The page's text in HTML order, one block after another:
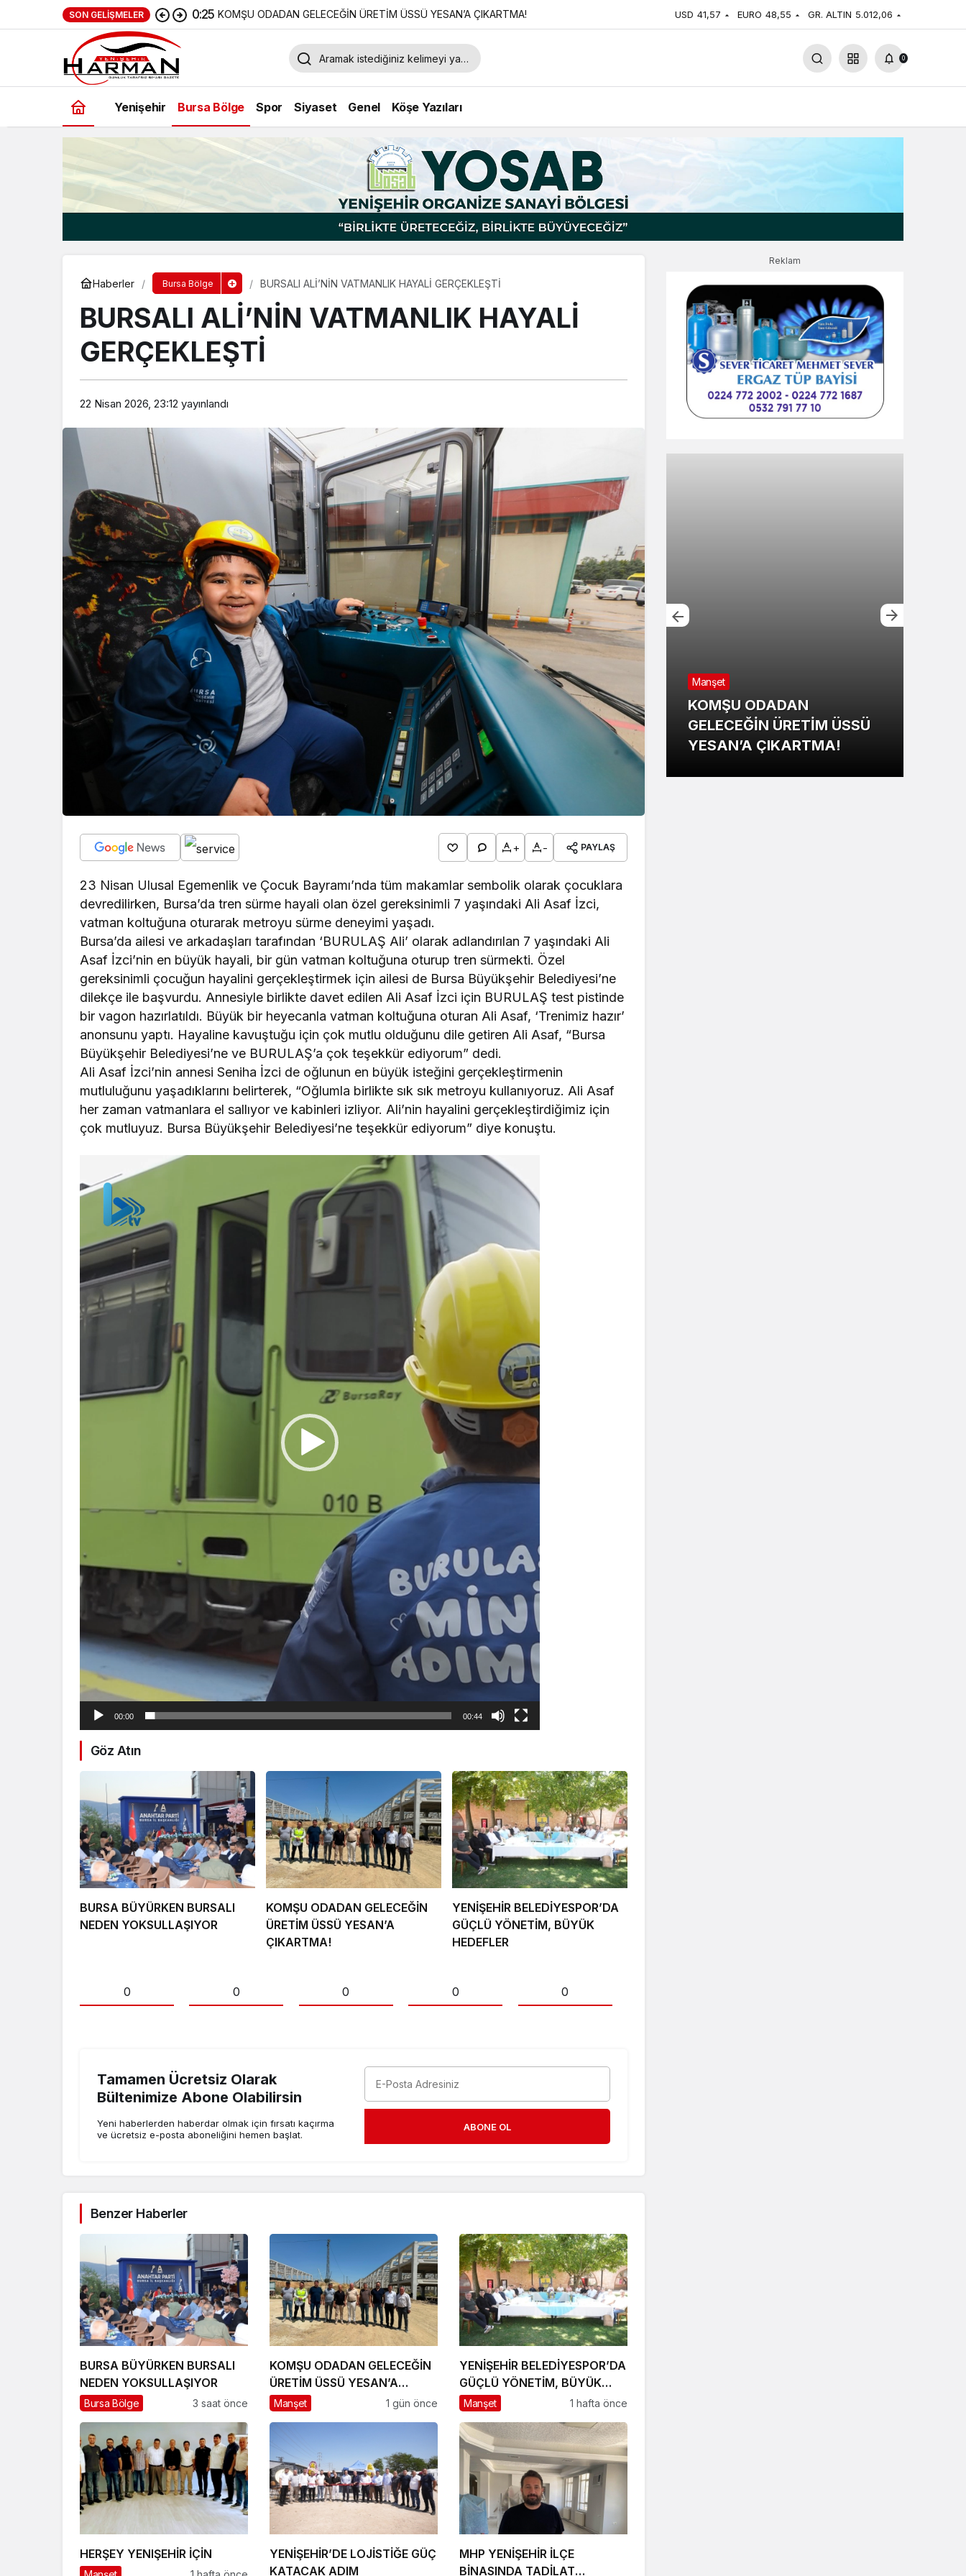
SON GELIŞMELER 0:25 KOMŞU ODADAN GELECEĞİN ÜRETİM ÜSSÜ YESAN’A ÇIKARTMA! USD 41,57 EURO 48,55 GR. ALTIN 5.012,06
0
Yenişehir Bursa Bölge Spor Siyaset Genel Köşe Yazıları
Haberler Bursa Bölge BURSALI ALİ’NİN VATMANLIK HAYALİ GERÇEKLEŞTİ
BURSALI ALİ’NİN VATMANLIK HAYALİ
GERÇEKLEŞTİ
22 Nisan 2026, 23:12 yayınlandı
+ - PAYLAŞ
23 Nisan Ulusal Egemenlik ve Çocuk Bayramı’nda tüm makamlar sembolik olarak çocuklara
devredilirken, Bursa’da tren sürme hayali olan özel gereksinimli 7 yaşındaki Ali Asaf İzci,
vatman koltuğuna oturarak metroyu sürme deneyimi yaşadı.
Bursa’da ailesi ve arkadaşları tarafından ‘BURULAŞ Ali’ olarak adlandırılan 7 yaşındaki Ali
Asaf İzci’nin en büyük hayali, bir gün vatman koltuğuna oturup tren sürmekti. Özel
gereksinimli çocuğun hayalini gerçekleştirmek için ailesi de Bursa Büyükşehir Belediyesi’ne
dilekçe ile başvurdu. Annesiyle birlikte davet edilen Ali Asaf İzci için BURULAŞ test pistinde
bir vagon hazırlatıldı. Büyük bir heyecanla vatman koltuğuna oturan Ali Asaf, ‘Trenimiz hazır’
anonsunu yaptı. Hayaline kavuştuğu için çok mutlu olduğunu dile getiren Ali Asaf, “Bursa
Büyükşehir Belediyesi’ne ve BURULAŞ’a çok teşekkür ediyorum” dedi.
Ali Asaf İzci’nin annesi Seniha İzci de oğlunun en büyük isteğini gerçekleştirmenin
mutluluğunu yaşadıklarını belirterek, “Oğlumla birlikte sık sık metroyu kullanıyoruz. Ali Asaf
her zaman vatmanlara el sallıyor ve kabinleri izliyor. Ali’nin hayalini gerçekleştirdiğimiz için
çok mutluyuz. Bursa Büyükşehir Belediyesi’ne teşekkür ediyorum” diye konuştu.
oynatıcı
00:00 00:44
Göz Atın
BURSA BÜYÜRKEN BURSALI
NEDEN YOKSULLAŞIYOR
KOMŞU ODADAN GELECEĞİN
ÜRETİM ÜSSÜ YESAN’A
ÇIKARTMA!
YENİŞEHİR BELEDİYESPOR’DA
GÜÇLÜ YÖNETİM, BÜYÜK
HEDEFLER
0 0 0 0 0
Tamamen Ücretsiz Olarak
Bültenimize Abone Olabilirsin
Yeni haberlerden haberdar olmak için fırsatı kaçırma
ve ücretsiz e-posta aboneliğini hemen başlat.
ABONE OL
Benzer Haberler
BURSA BÜYÜRKEN BURSALI
NEDEN YOKSULLAŞIYOR
Bursa Bölge 3 saat önce
KOMŞU ODADAN GELECEĞİN
ÜRETİM ÜSSÜ YESAN’A
ÇIKARTMA!
Manşet 1 gün önce
YENİŞEHİR BELEDİYESPOR’DA
GÜÇLÜ YÖNETİM, BÜYÜK
HEDEFLER
Manşet 1 hafta önce
HERŞEY YENIŞEHİR İÇİN
YENİŞEHİR’DE LOJİSTİĞE GÜÇ
KATACAK ADIM
MHP YENİŞEHİR İLÇE
BİNASINDA TADİLAT
Reklam
Bursa Bölge
BURSA BÜYÜRKEN
BURSALI NEDEN
YOKSULLAŞIYOR
Manşet
KOMŞU ODADAN
GELECEĞİN ÜRETİM ÜSSÜ
YESAN’A ÇIKARTMA!